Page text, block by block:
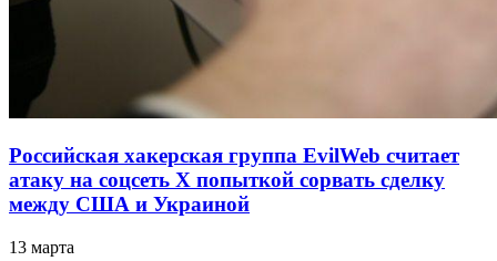
Российская хакерская группа EvilWeb считает
атаку на соцсеть Х попыткой сорвать сделку
между США и Украиной
13 марта